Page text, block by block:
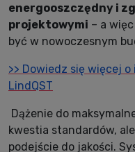
energooszczędny i
projektowymi – a
być w nowoczesnym
>> Dowiedz się więcej
LindQST
Dążenie do
kwestia standardów,
podejście do jakości.